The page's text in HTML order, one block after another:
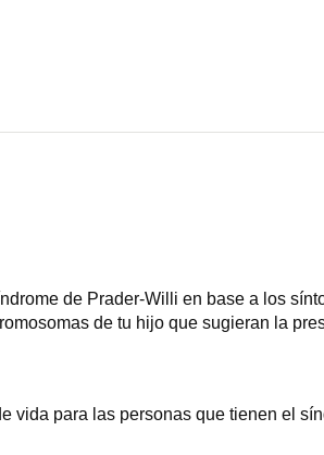
de Prader-Willi en base a los
de tu hijo que sugieran la
vida para las personas que tienen el